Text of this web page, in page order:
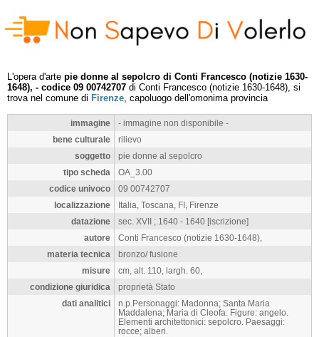
L'opera d'arte pie donne al sepolcro di Conti Francesco (notizie 1630-
1648), - codice 09 00742707 di Conti Francesco (notizie 1630-1648), si
trova nel comune di Firenze, capoluogo dell'omonima provincia
immagine
- immagine non disponibile -
bene culturale
rilievo
soggetto
pie donne al sepolcro
tipo scheda
OA_3.00
codice univoco
09 00742707
localizzazione
Italia, Toscana, FI, Firenze
datazione
sec. XVII ; 1640 - 1640 [iscrizione]
autore
Conti Francesco (notizie 1630-1648),
materia tecnica
bronzo/ fusione
misure
cm, alt. 110, largh. 60,
condizione giuridica
proprietà Stato
dati analitici
n.p.Personaggi: Madonna; Santa Maria
Maddalena; Maria di Cleofa. Figure: angelo.
Elementi architettonici: sepolcro. Paesaggi:
rocce; alberi.